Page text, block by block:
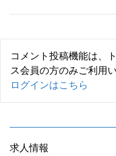
コメント投稿機能は、
ス会員の方のみご利用
ログインはこちら
求人情報